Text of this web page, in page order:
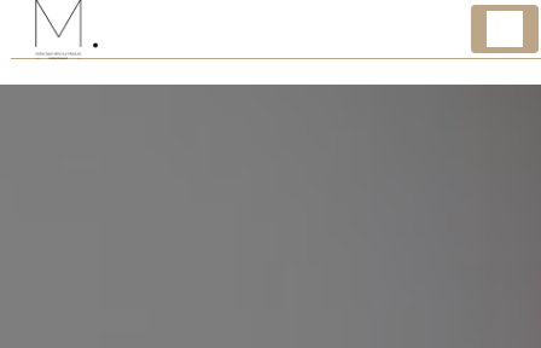
Panneau de gestion des cookies